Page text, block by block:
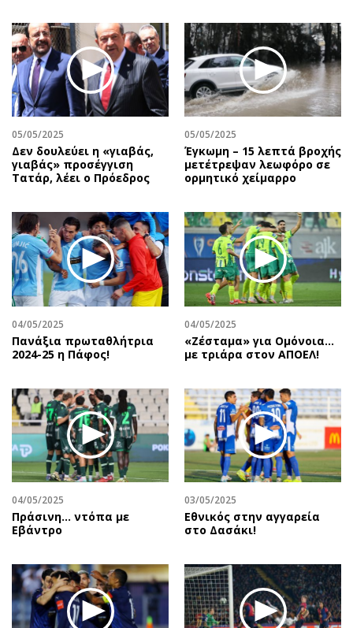
05/05/2025
Δεν δουλεύει η «γιαβάς,
γιαβάς» προσέγγιση
Τατάρ, λέει ο Πρόεδρος
05/05/2025
Έγκωμη – 15 λεπτά βροχής
μετέτρεψαν λεωφόρο σε
ορμητικό χείμαρρο
04/05/2025
Πανάξια πρωταθλήτρια
2024-25 η Πάφος!
04/05/2025
«Ζέσταμα» για Ομόνοια…
με τριάρα στον ΑΠΟΕΛ!
04/05/2025
Πράσινη... ντόπα με
Εβάντρο
03/05/2025
Εθνικός στην αγγαρεία
στο Δασάκι!